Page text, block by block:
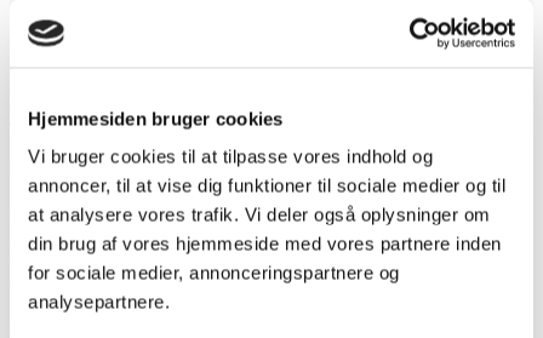
Hjemmesiden bruger cookies
Vi bruger cookies til at tilpasse vores indhold og
annoncer, til at vise dig funktioner til sociale medier og til
at analysere vores trafik. Vi deler også oplysninger om
din brug af vores hjemmeside med vores partnere inden
for sociale medier, annonceringspartnere og
analysepartnere.
cookies sættes af tredjeparts tjenester.
Nødvendige cookies
hjælper med at gøre en hjemmeside brugbar ved at aktivere
grundlæggende funktioner såsom side-navigation og adgang til sikre
områder af hjemmesiden.
Hjemmesider generelt kan ikke fungere
ordentligt uden disse cookies.